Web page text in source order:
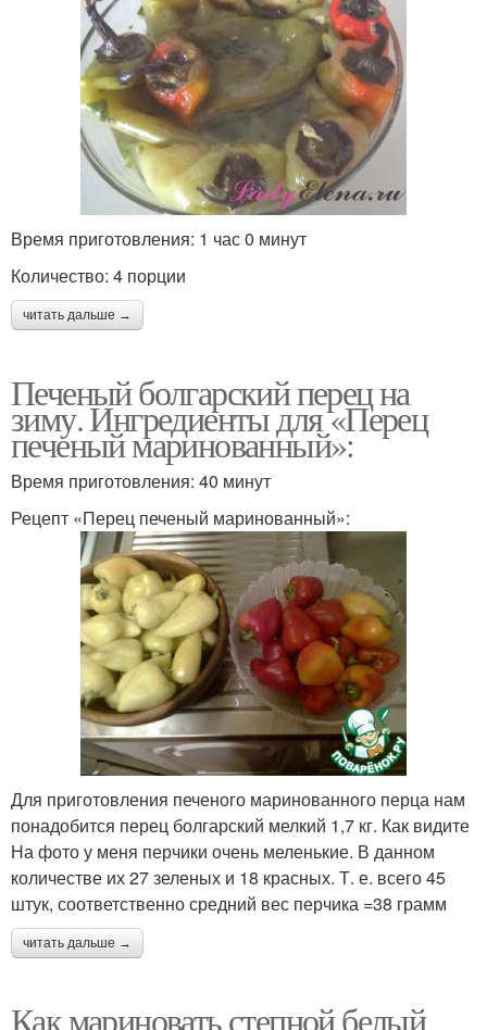
Время приготовления: 1 час 0 минут
Количество: 4 порции
читать дальше →
Печеный болгарский перец на
зиму. Ингредиенты для «Перец
печеный маринованный»:
Время приготовления: 40 минут
Рецепт «Перец печеный маринованный»:
Для приготовления печеного маринованного перца нам
понадобится перец болгарский мелкий 1,7 кг. Как видите
На фото у меня перчики очень меленькие. В данном
количестве их 27 зеленых и 18 красных. Т. е. всего 45
штук, соответственно средний вес перчика =38 грамм
читать дальше →
Как мариновать степной белый